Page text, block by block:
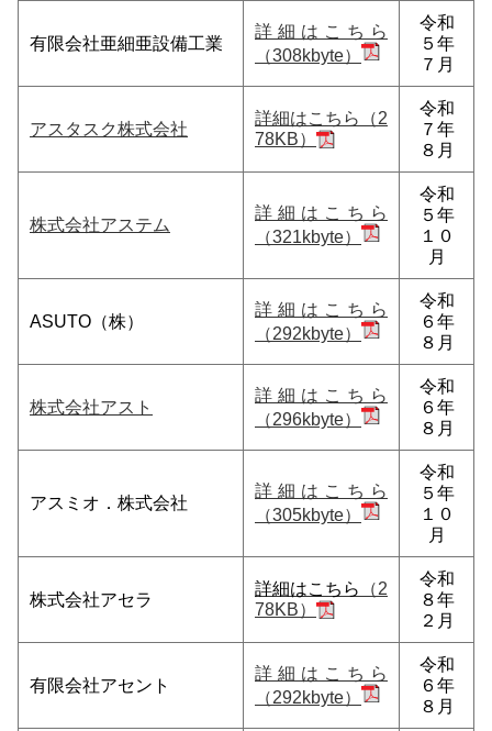
有限会社亜細亜設備工業
詳細はこちら
（308kbyte）
令和
５年
７月
アスタスク株式会社
詳細はこちら（2
78KB）
令和
７年
８月
株式会社アステム
詳細はこちら
（321kbyte）
令和
５年
１０
月
ASUTO（株）
詳細はこちら
（292kbyte）
令和
６年
８月
株式会社アスト
詳細はこちら
（296kbyte）
令和
６年
８月
アスミオ．株式会社
詳細はこちら
（305kbyte）
令和
５年
１０
月
株式会社アセラ
詳細はこちら
（2
78KB）
令和
８年
２月
有限会社アセント
詳細はこちら
（292kbyte）
令和
６年
８月